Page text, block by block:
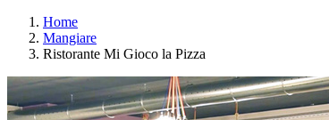
Home
Mangiare
Ristorante Mi Gioco la Pizza